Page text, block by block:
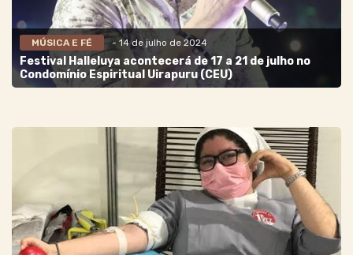
MÚSICA E FÉ - 14 de julho de 2024
Festival Halleluya acontecerá de 17 a 21 de julho no
Condomínio Espiritual Uirapuru (CEU)